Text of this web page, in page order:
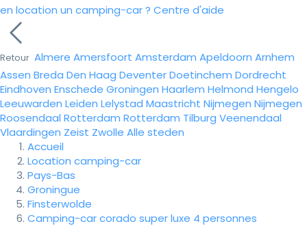
en location un camping-car ? Centre d'aide
Retour Almere Amersfoort Amsterdam Apeldoorn Arnhem
Assen Breda Den Haag DeventerDoetinchem Dordrecht
Eindhoven Enschede Groningen Haarlem Helmond Hengelo
Leeuwarden Leiden Lelystad Maastricht Nijmegen Nijmegen
Roosendaal Rotterdam Rotterdam Tilburg Veenendaal
Vlaardingen Zeist Zwolle Alle steden
Accueil
Location camping-car
Pays-Bas
Groningue
Finsterwolde
Camping-car corado super luxe 4 personnes